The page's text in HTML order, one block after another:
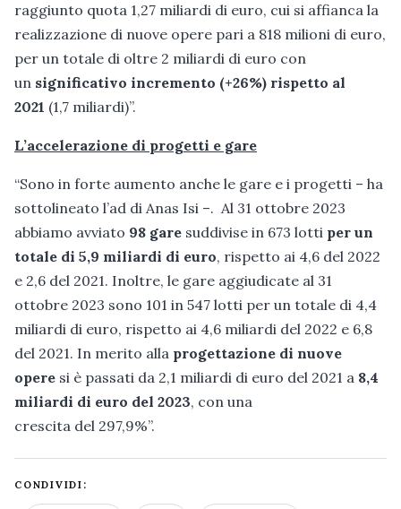
raggiunto quota 1,27 miliardi di euro, cui si affianca la
realizzazione di nuove opere pari a 818 milioni di euro,
per un totale di oltre 2 miliardi di euro con
un significativo incremento (+26%) rispetto al
2021 (1,7 miliardi)”.
L’accelerazione di progetti e gare
“Sono in forte aumento anche le gare e i progetti – ha
sottolineato l’ad di Anas Isi –. Al 31 ottobre 2023
abbiamo avviato 98 gare suddivise in 673 lotti per un
totale di 5,9 miliardi di euro, rispetto ai 4,6 del 2022
e 2,6 del 2021. Inoltre, le gare aggiudicate al 31
ottobre 2023 sono 101 in 547 lotti per un totale di 4,4
miliardi di euro, rispetto ai 4,6 miliardi del 2022 e 6,8
del 2021. In merito alla progettazione di nuove
opere si è passati da 2,1 miliardi di euro del 2021 a 8,4
miliardi di euro del 2023, con una
crescita del 297,9%”.
CONDIVIDI: